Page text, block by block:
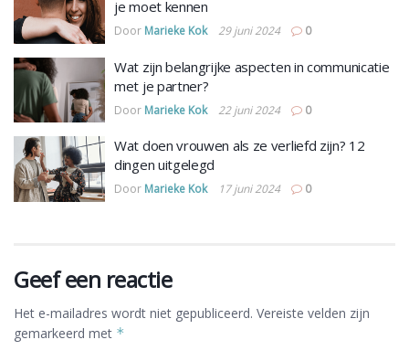
je moet kennen
Door Marieke Kok 29 juni 2024 0
Wat zijn belangrijke aspecten in communicatie
met je partner?
Door Marieke Kok 22 juni 2024 0
Wat doen vrouwen als ze verliefd zijn? 12
dingen uitgelegd
Door Marieke Kok 17 juni 2024 0
Geef een reactie
Het e-mailadres wordt niet gepubliceerd. Vereiste velden zijn
gemarkeerd met *